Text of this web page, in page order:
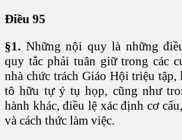
Điều 95
§1. Những nội quy là những
quy tắc phải tuân giữ trong các
nhà chức trách Giáo Hội triệu tập,
tô hữu tự ý tụ họp, cũng như
hành khác, điều lệ xác định cơ
và cách thức làm việc.